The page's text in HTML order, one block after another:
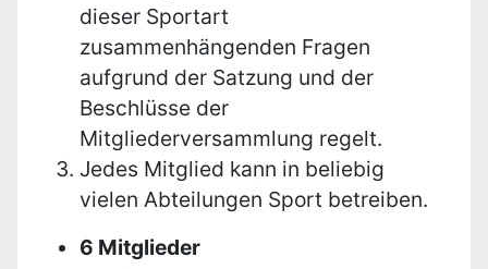
dieser Sportart
zusammenhängenden Fragen
aufgrund der Satzung und der
Beschlüsse der
Mitgliederversammlung regelt.
Jedes Mitglied kann in beliebig
vielen Abteilungen Sport betreiben.
6 Mitglieder